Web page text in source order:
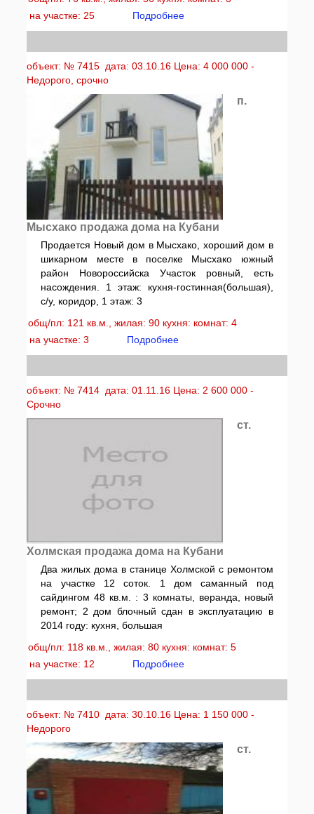
на участке: 25
Подробнее
объект: № 7415 дата: 03.10.16 Цена: 4 000 000 -
Недорого, срочно
п.
Мысхако продажа дома на Кубани
Продается Новый дом в Мысхако, хороший дом в
шикарном месте в поселке Мысхако южный
район Новороссийска Участок ровный, есть
насождения. 1 этаж: кухня-гостинная(большая),
с/у, коридор, 1 этаж: 3
общ/пл: 121 кв.м., жилая: 90 кухня: комнат: 4
на участке: 3
Подробнее
объект: № 7414 дата: 01.11.16 Цена: 2 600 000 -
Срочно
ст.
Холмская продажа дома на Кубани
Два жилых дома в станице Холмской с ремонтом
на участке 12 соток. 1 дом саманный под
сайдингом 48 кв.м. : 3 комнаты, веранда, новый
ремонт; 2 дом блочный сдан в эксплуатацию в
2014 году: кухня, большая
общ/пл: 118 кв.м., жилая: 80 кухня: комнат: 5
на участке: 12
Подробнее
объект: № 7410 дата: 30.10.16 Цена: 1 150 000 -
Недорого
ст.